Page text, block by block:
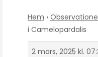
Hem ›
i Camelopardalis
2 mars, 2025 kl.